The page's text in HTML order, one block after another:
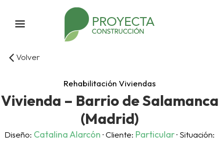
Volver
Rehabilitación Viviendas
Vivienda – Barrio de Salamanca
(Madrid)
Diseño: Catalina Alarcón · Cliente: Particular· Situación: